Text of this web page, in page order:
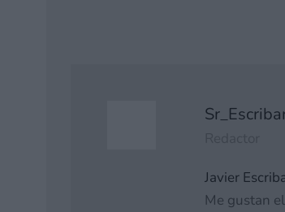
Javier
Me gustan